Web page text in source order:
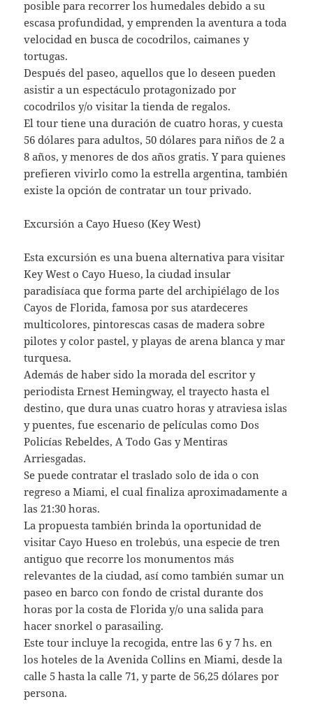
posible para recorrer los humedales debido a su
escasa profundidad, y emprenden la aventura a toda
velocidad en busca de cocodrilos, caimanes y
tortugas.
Después del paseo, aquellos que lo deseen pueden
asistir a un espectáculo protagonizado por
cocodrilos y/o visitar la tienda de regalos.
El tour tiene una duración de cuatro horas, y cuesta
56 dólares para adultos, 50 dólares para niños de 2 a
8 años, y menores de dos años gratis. Y para quienes
prefieren vivirlo como la estrella argentina, también
existe la opción de contratar un tour privado.
Excursión a Cayo Hueso (Key West)
Esta excursión es una buena alternativa para visitar
Key West o Cayo Hueso, la ciudad insular
paradisíaca que forma parte del archipiélago de los
Cayos de Florida, famosa por sus atardeceres
multicolores, pintorescas casas de madera sobre
pilotes y color pastel, y playas de arena blanca y mar
turquesa.
Además de haber sido la morada del escritor y
periodista Ernest Hemingway, el trayecto hasta el
destino, que dura unas cuatro horas y atraviesa islas
y puentes, fue escenario de películas como Dos
Policías Rebeldes, A Todo Gas y Mentiras
Arriesgadas.
Se puede contratar el traslado solo de ida o con
regreso a Miami, el cual finaliza aproximadamente a
las 21:30 horas.
La propuesta también brinda la oportunidad de
visitar Cayo Hueso en trolebús, una especie de tren
antiguo que recorre los monumentos más
relevantes de la ciudad, así como también sumar un
paseo en barco con fondo de cristal durante dos
horas por la costa de Florida y/o una salida para
hacer snorkel o parasailing.
Este tour incluye la recogida, entre las 6 y 7 hs. en
los hoteles de la Avenida Collins en Miami, desde la
calle 5 hasta la calle 71, y parte de 56,25 dólares por
persona.